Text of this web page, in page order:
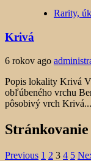
Rarity,
Krivá
6 rokov ago
Popis lokality Krivá
obľúbeného vrchu
pôsobivý vrch Krivá...
Previous 1 2 3 4 5